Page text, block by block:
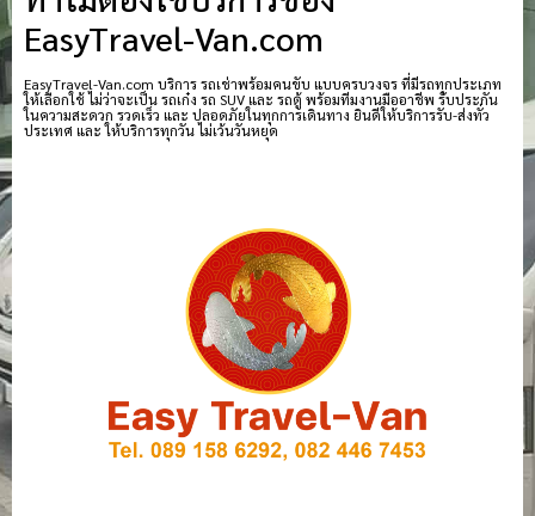
EasyTravel-Van.com
EasyTravel-Van.com บริการ รถเช่าพร้อมคนขับ แบบครบวงจร ที่มีรถทุกประเภท
ให้เลือกใช้ ไม่ว่าจะเป็น รถเก๋ง รถ SUV และ รถตู้ พร้อมทีมงานมืออาชีพ รับประกัน
ในความสะดวก รวดเร็ว และ ปลอดภัยในทุกการเดินทาง ยินดีให้บริการรับ-ส่งทั่ว
ประเทศ และ ให้บริการทุกวัน ไม่เว้นวันหยุด